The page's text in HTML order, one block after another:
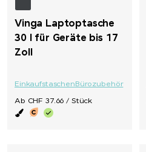
Vinga Laptoptasche
30 l für Geräte bis 17
Zoll
EinkaufstaschenBürozubehör
Ab CHF 37.66 / Stück